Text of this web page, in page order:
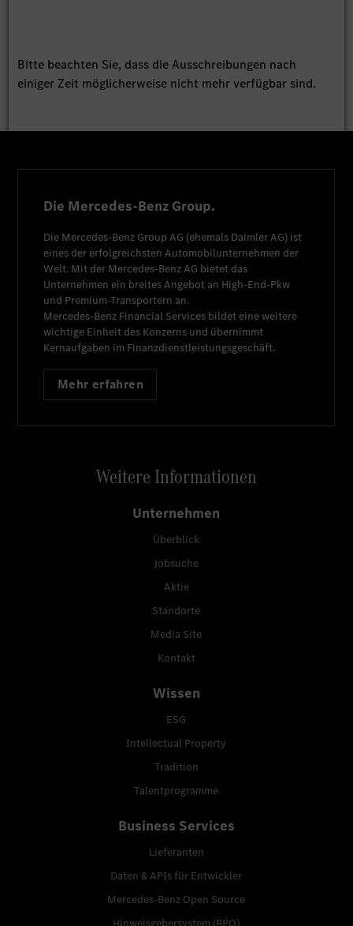
Bitte beachten Sie, dass die Ausschreibungen nach
einiger Zeit möglicherweise nicht mehr verfügbar sind.
Die Mercedes-Benz Group.
Die Mercedes-Benz Group AG (ehemals Daimler AG) ist
eines der erfolgreichsten Automobilunternehmen der
Welt. Mit der Mercedes-Benz AG bietet das
Unternehmen ein breites Angebot an High-End-Pkw
und Premium-Transportern an.
Mercedes-Benz Financial Services bildet eine weitere
wichtige Einheit des Konzerns und übernimmt
Kernaufgaben im Finanzdienstleistungsgeschäft.
Mehr erfahren
Weitere Informationen
Unternehmen
Überblick
Jobsuche
Aktie
Standorte
Media Site
Kontakt
Wissen
ESG
Intellectual Property
Tradition
Talentprogramme
Business Services
Lieferanten
Daten & APIs für Entwickler
Mercedes-Benz Open Source